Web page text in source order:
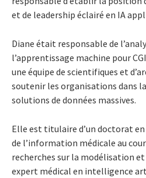
et de leadership éclairé en IA
Diane était responsable de
l’apprentissage machine pour
une équipe de scientifiques et
soutenir les organisations dans
solutions de données massives.
Elle est titulaire d’un doctorat
de l’information médicale au
recherches sur la modélisation et
expert médical en intelligence